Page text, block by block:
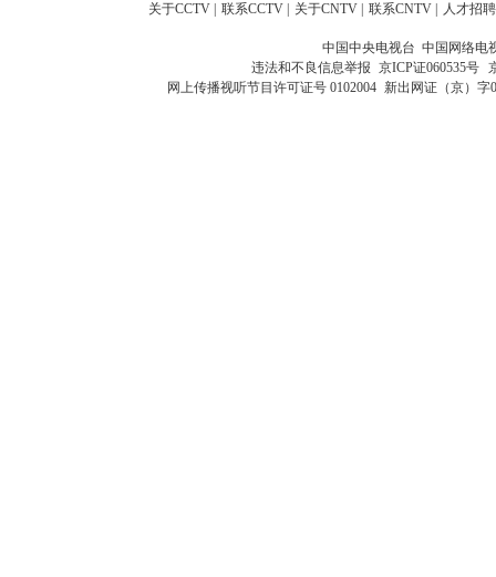
关于CCTV 联系CCTV 关于CNTV 联系CNTV 人才招聘
中国中央电视台 中国网络电
违法和不良信息举报 京ICP证060535号
网上传播视听节目许可证号 0102004 新出网证（京）